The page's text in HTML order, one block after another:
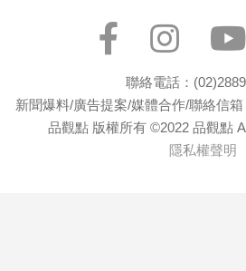
推
聯絡電話：
新聞爆料/廣告提案/媒體合作/聯絡信
品觀點 版權所有 ©2022 品觀點
隱私權聲明